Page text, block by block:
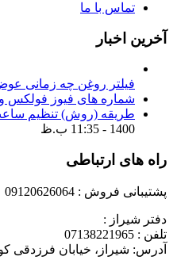
تماس با ما
آخرین اخبار
فیلتر روغن چه زمانی
شماره های فیوز فولکس
طریقه (روش) تنظیم
1400 - 11:35 ب.ظ
راه های ارتباطی
پشتیبانی فروش : 09120626064
دفتر شیراز :
تلفن : 07138221965
آدرس: شیراز، خیابان فرزدقی کوچه 7